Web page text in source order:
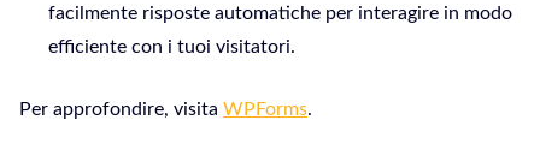
facilmente risposte automatiche per interagire in modo
efficiente con i tuoi visitatori.
Per approfondire, visita WPForms.